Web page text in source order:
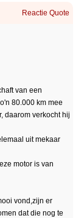
Reactie Quote
van een
80.000 km mee
daarom verkocht hij
uit mekaar
motor is van
vond,zijn er
dat die nog te